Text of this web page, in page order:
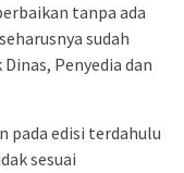
tanpa ada
sudah
Penyedia dan
pada edisi terdahulu
sesuai